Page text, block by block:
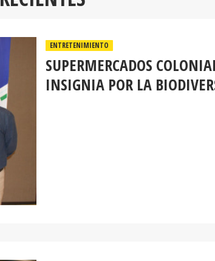
ENTRETENIMIENTO
SUPERMERCADOS
INSIGNIA POR LA